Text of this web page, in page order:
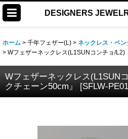
DESIGNERS
ホーム > 千年フェザー(L) > ネックレス・ペ
> Wフェザーネックレス(L1SUNコンチョ/L2)
Wフェザーネックレス(L1SUN
クチェーン50cm』
[SFLW-